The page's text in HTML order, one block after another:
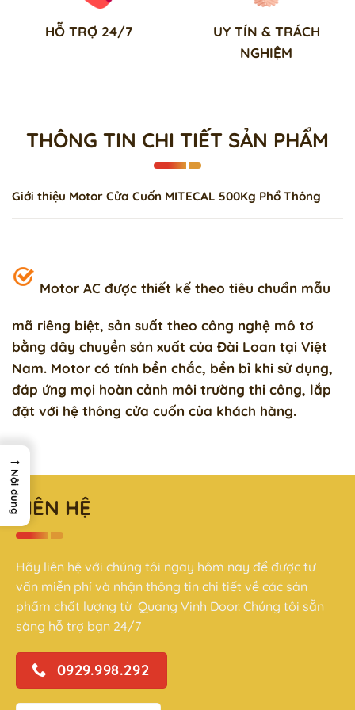
HỖ TRỢ 24/7
UY TÍN & TRÁCH
NGHIỆM
THÔNG TIN CHI TIẾT SẢN PHẨM
Giới thiệu Motor Cửa Cuốn MITECAL 500Kg Phổ Thông
Motor AC được thiết kế theo tiêu chuẩn mẫu
mã riêng biệt, sản suất theo công nghệ mô tơ
bằng dây chuyền sản xuất của Đài Loan tại Việt
Nam. Motor có tính bền chắc, bền bỉ khi sử dụng,
đáp ứng mọi hoàn cảnh môi trường thi công, lắp
đặt với hệ thông cửa cuốn của khách hàng.
LIÊN HỆ
Hãy liên hệ với chúng tôi ngay hôm nay để được tư
vấn miễn phí và nhận thông tin chi tiết về các sản
phẩm chất lượng từ Quang Vinh Door. Chúng tôi sẵn
sàng hỗ trợ bạn 24/7
0929.998.292
→
Nội dung